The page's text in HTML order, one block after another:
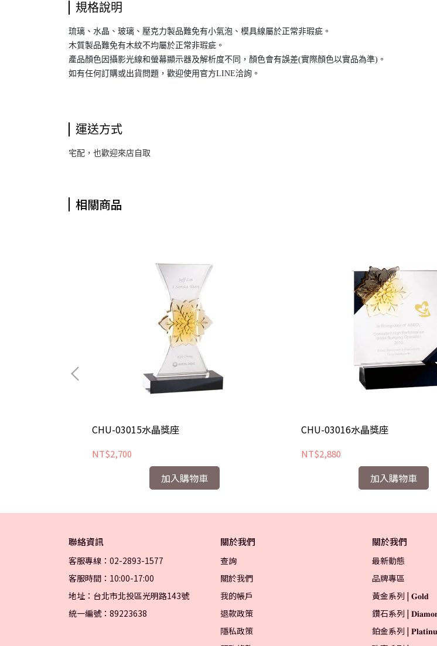
規格說明
琉璃、水晶、玻璃、壓克力製品難免有小氣泡、模具線屬於正常非瑕疵。
木質製品難免有木紋不均屬於正常非瑕疵。
產品顏色因攝影光線和螢幕顯示器及解析度不同，顏色會有誤差(實際顏色以實品為準)。
如有任何訂購或出貨問題，歡迎使用官方LINE洽詢。
運送方式
宅配，也歡迎來店自取
相關商品
CHU-03015水晶獎座
NT$2,700
加入購物車
CHU-03016水晶獎座
NT$2,880
加入購物車
聯絡資訊
客服專線：02-2893-1577
客服時間：10:00-17:00
地址：台北市北投區光明路143號
統一編號：89223638
關於我們
查詢
關於我們
我的帳戶
退款政策
隱私政策
關於我們
最新動態
品牌專區
黃金系列 | 𝐆𝐨𝐥𝐝
鑽石系列 |
鉑金系列 |